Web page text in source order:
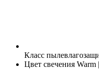
Класс
Цвет свечения Warm